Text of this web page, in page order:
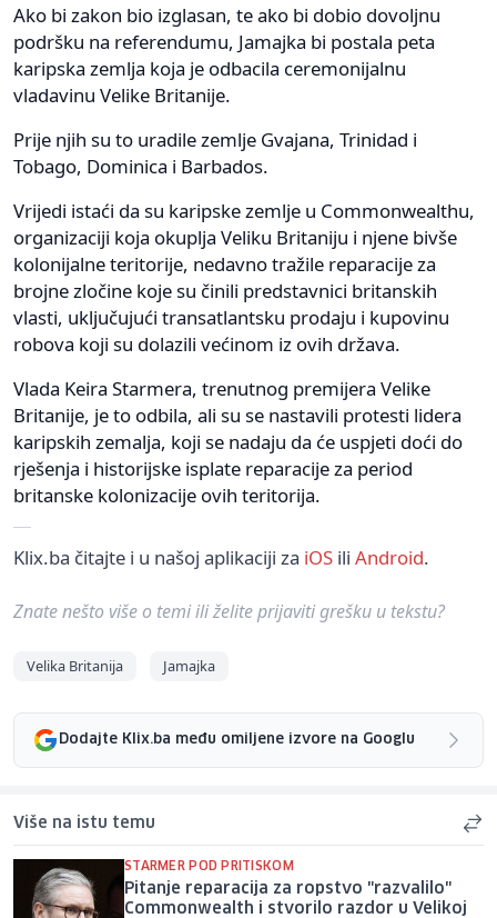
Ako bi zakon bio izglasan, te ako bi dobio dovoljnu
podršku na referendumu, Jamajka bi postala peta
karipska zemlja koja je odbacila ceremonijalnu
vladavinu Velike Britanije.
Prije njih su to uradile zemlje Gvajana, Trinidad i
Tobago, Dominica i Barbados.
Vrijedi istaći da su karipske zemlje u Commonwealthu,
organizaciji koja okuplja Veliku Britaniju i njene bivše
kolonijalne teritorije, nedavno tražile reparacije za
brojne zločine koje su činili predstavnici britanskih
vlasti, uključujući transatlantsku prodaju i kupovinu
robova koji su dolazili većinom iz ovih država.
Vlada Keira Starmera, trenutnog premijera Velike
Britanije, je to odbila, ali su se nastavili protesti lidera
karipskih zemalja, koji se nadaju da će uspjeti doći do
rješenja i historijske isplate reparacije za period
britanske kolonizacije ovih teritorija.
Klix.ba čitajte i u našoj aplikaciji za iOS ili Android.
Znate nešto više o temi ili želite prijaviti grešku u tekstu?
Velika Britanija Jamajka
Dodajte Klix.ba među omiljene izvore na Googlu
Više na istu temu
STARMER POD PRITISKOM
Pitanje reparacija za ropstvo "razvalilo"
Commonwealth i stvorilo razdor u Velikoj